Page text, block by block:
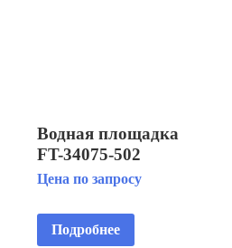
Водная площадка
FT-34075-502
Цена по запросу
Подробнее